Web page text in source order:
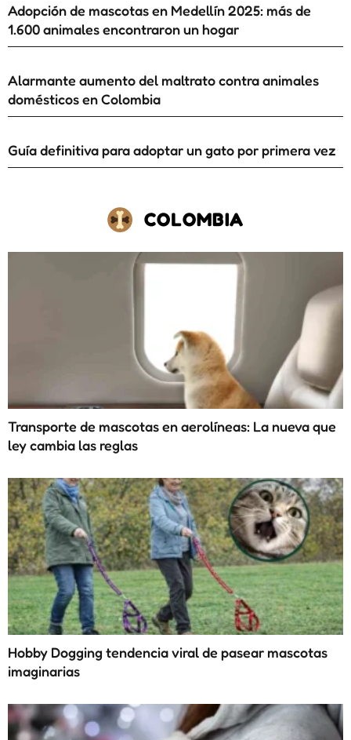
Adopción de mascotas en Medellín 2025: más de
1.600 animales encontraron un hogar
Alarmante aumento del maltrato contra animales
domésticos en Colombia
Guía definitiva para adoptar un gato por primera vez
COLOMBIA
Transporte de mascotas en aerolíneas: La nueva que
ley cambia las reglas
Hobby Dogging tendencia viral de pasear mascotas
imaginarias